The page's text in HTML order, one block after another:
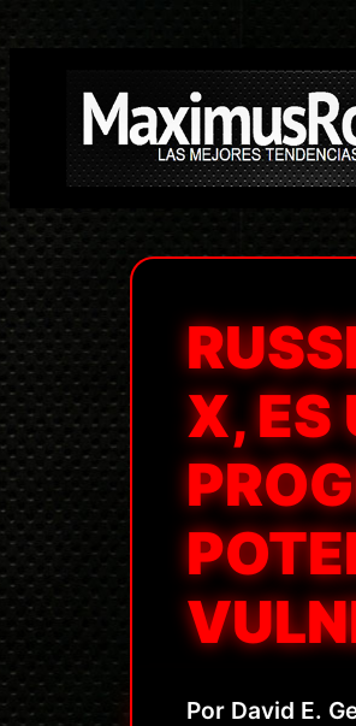
contenido
X, ES
Por David E.